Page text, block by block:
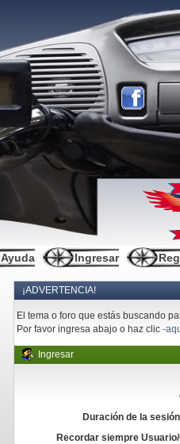
Ayuda Ingresar
¡ADVERTENCIA!
El tema o foro que estás buscando
Por favor ingresa abajo o haz clic-
Ingresar
Duración de la
Recordar siempre